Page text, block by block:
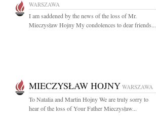
WARSZAWA
I am saddened by the news of the loss of Mr.
Mieczysław Hojny My condolences to dear friends...
MIECZYSŁAW HOJNY WARSZAWA
To Natalia and Martin Hojny We are truly sorry to
hear of the loss of Your Father Mieczysław...